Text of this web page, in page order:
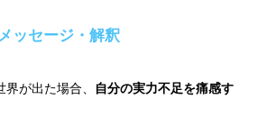
ッセージ・解釈
が出た場合、
自分の実力不足を痛感す